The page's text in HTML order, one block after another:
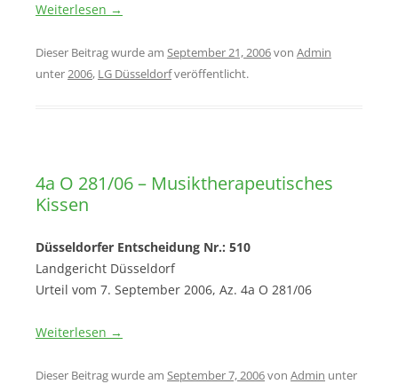
Weiterlesen →
Dieser Beitrag wurde am September 21, 2006von Admin
unter 2006, LG Düsseldorfveröffentlicht.
4a O 281/06 – Musiktherapeutisches
Kissen
Düsseldorfer Entscheidung Nr.: 510
Landgericht Düsseldorf
Urteil vom 7. September 2006, Az. 4a O 281/06
Weiterlesen →
Dieser Beitrag wurde am September 7, 2006von Admin unter